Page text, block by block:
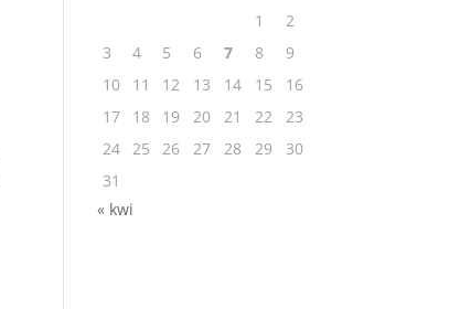
1
2
3
4 5 6 7 8
9
10
11 12 13 14 15
16
17
18 19 20 21 22
23
24 25 26 27 28 29
30
31
« kwi